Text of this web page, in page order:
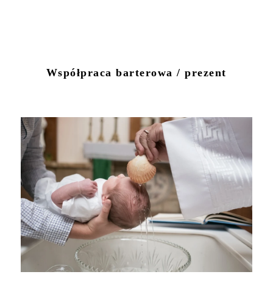
Współpraca barterowa / prezent